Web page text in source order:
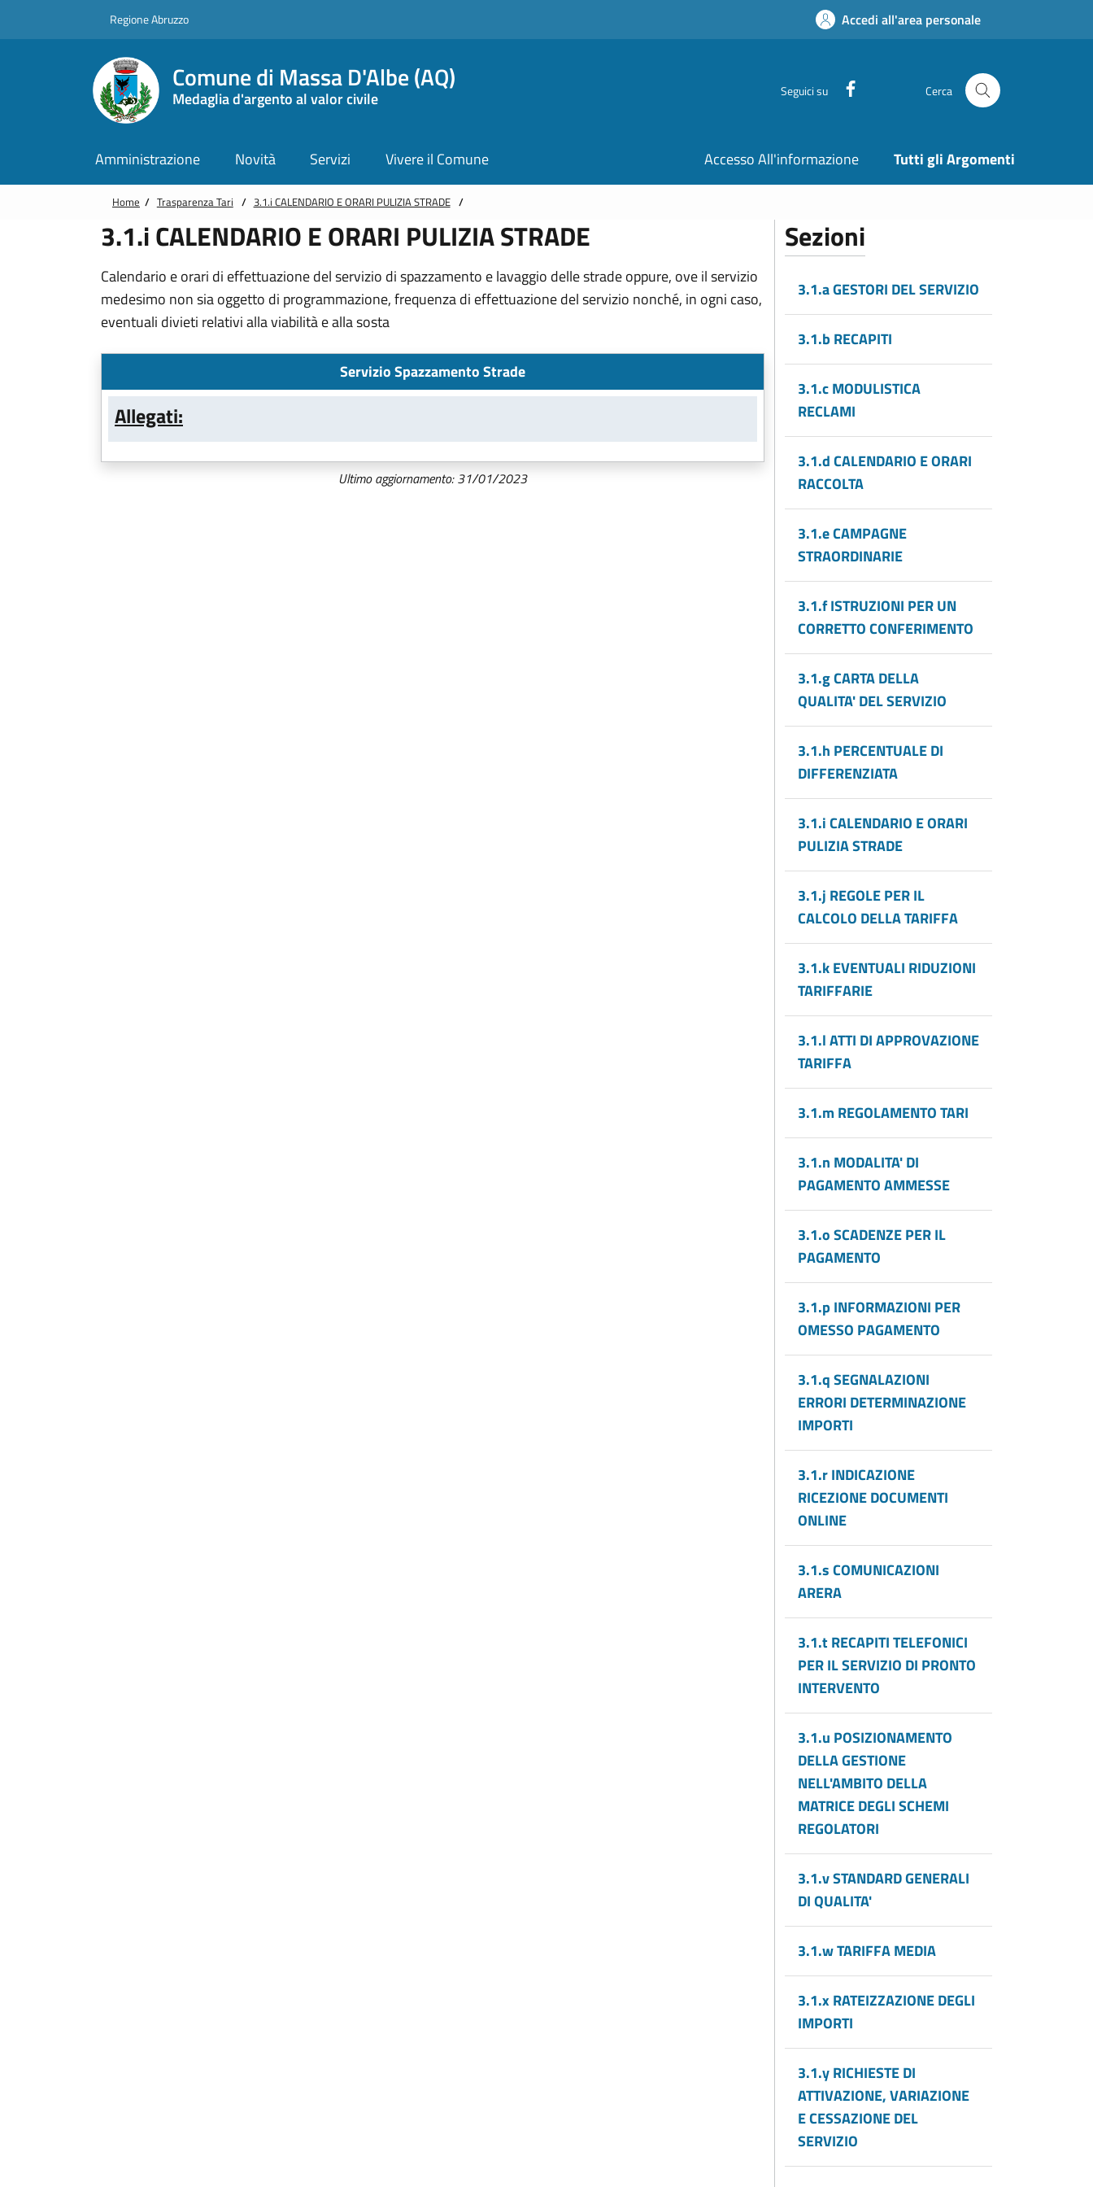
Regione Abruzzo Accedi all'area personale
Comune di Massa D'Albe (AQ)
Medaglia d'argento al valor civile Seguici su Cerca
Amministrazione Novità Servizi Vivere il Comune Accesso All'informazione Tutti gli Argomenti
Home / Trasparenza Tari / 3.1.i CALENDARIO E ORARI PULIZIA STRADE /
3.1.i CALENDARIO E ORARI PULIZIA STRADE
Calendario e orari di effettuazione del servizio di spazzamento e lavaggio delle strade oppure, ove il servizio
medesimo non sia oggetto di programmazione, frequenza di effettuazione del servizio nonché, in ogni caso,
eventuali divieti relativi alla viabilità e alla sosta
Servizio Spazzamento Strade
Allegati:
Ultimo aggiornamento: 31/01/2023
Sezioni
3.1.a GESTORI DEL SERVIZIO
3.1.b RECAPITI
3.1.c MODULISTICA
RECLAMI
3.1.d CALENDARIO E ORARI
RACCOLTA
3.1.e CAMPAGNE
STRAORDINARIE
3.1.f ISTRUZIONI PER UN
CORRETTO CONFERIMENTO
3.1.g CARTA DELLA
QUALITA' DEL SERVIZIO
3.1.h PERCENTUALE DI
DIFFERENZIATA
3.1.i CALENDARIO E ORARI
PULIZIA STRADE
3.1.j REGOLE PER IL
CALCOLO DELLA TARIFFA
3.1.k EVENTUALI RIDUZIONI
TARIFFARIE
3.1.l ATTI DI APPROVAZIONE
TARIFFA
3.1.m REGOLAMENTO TARI
3.1.n MODALITA' DI
PAGAMENTO AMMESSE
3.1.o SCADENZE PER IL
PAGAMENTO
3.1.p INFORMAZIONI PER
OMESSO PAGAMENTO
3.1.q SEGNALAZIONI
ERRORI DETERMINAZIONE
IMPORTI
3.1.r INDICAZIONE
RICEZIONE DOCUMENTI
ONLINE
3.1.s COMUNICAZIONI
ARERA
3.1.t RECAPITI TELEFONICI
PER IL SERVIZIO DI PRONTO
INTERVENTO
3.1.u POSIZIONAMENTO
DELLA GESTIONE
NELL'AMBITO DELLA
MATRICE DEGLI SCHEMI
REGOLATORI
3.1.v STANDARD GENERALI
DI QUALITA'
3.1.w TARIFFA MEDIA
3.1.x RATEIZZAZIONE DEGLI
IMPORTI
3.1.y RICHIESTE DI
ATTIVAZIONE, VARIAZIONE
E CESSAZIONE DEL
SERVIZIO